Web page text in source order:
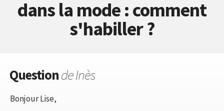
dans la mode : comment
s'habiller ?
Questionde Inès
Bonjour Lise,